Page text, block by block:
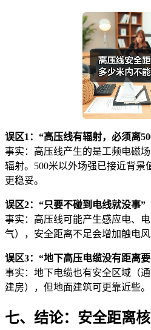
误区1：“高压线有辐射，必须离
事实：高压线产生的是工频电磁
辐射。500米以外场强已接近背景
更稳妥。
误区2：“只要不碰到电线就没事”
事实：高压线可能产生感应电、
气），安全距离不足会增加触电风
误区3：“地下高压电缆没有距离
事实：地下电缆也有安全区域（
建房），但地面建筑可更靠近些。
七、结论：安全距离